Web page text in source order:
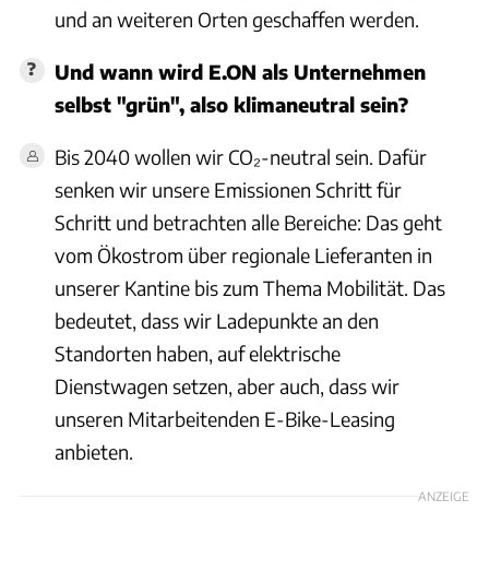
und an weiteren Orten geschaffen werden.
Und wann wird E.ON als Unternehmen
selbst "grün", also klimaneutral sein?
Bis 2040 wollen wir CO₂-neutral sein. Dafür
senken wir unsere Emissionen Schritt für
Schritt und betrachten alle Bereiche: Das geht
vom Ökostrom über regionale Lieferanten in
unserer Kantine bis zum Thema Mobilität. Das
bedeutet, dass wir Ladepunkte an den
Standorten haben, auf elektrische
Dienstwagen setzen, aber auch, dass wir
unseren Mitarbeitenden E-Bike-Leasing
anbieten.
ANZEIGE